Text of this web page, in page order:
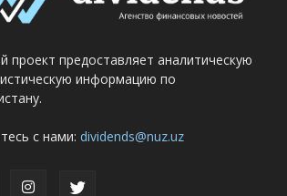
проект предоставляет аналитическую
информацию по
с нами: dividends@nuz.uz